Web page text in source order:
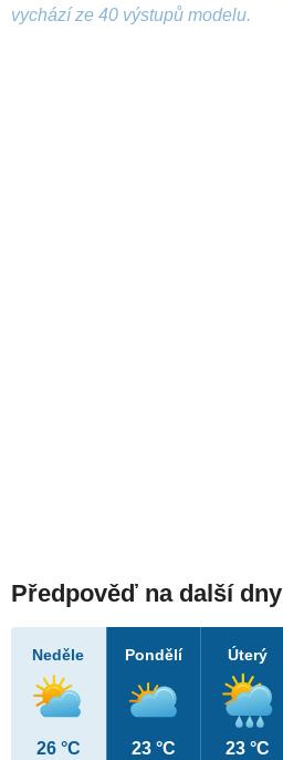
vychází ze 40 výstupů modelu.
Předpověď na další dny
Neděle
26 °C
Pondělí
23 °C
Úterý
23 °C